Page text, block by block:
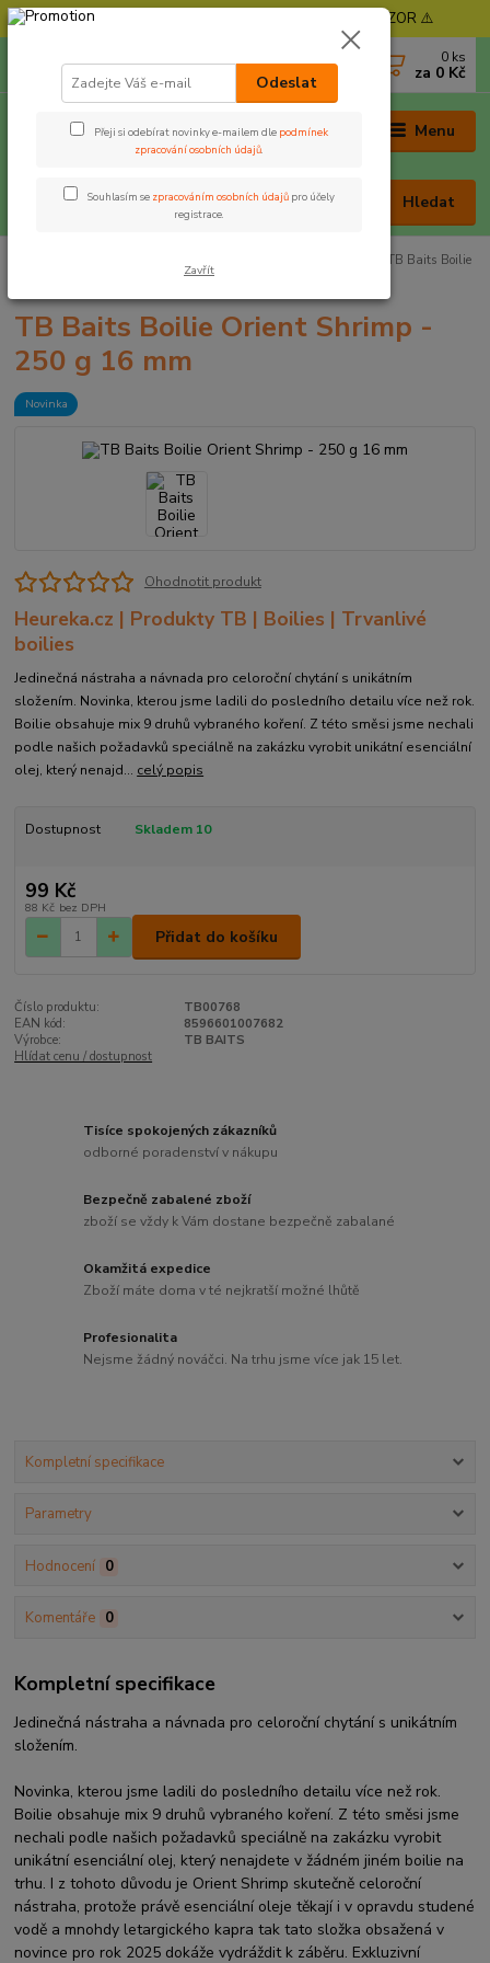
⚠️ POZOR - Objednávky expedujeme od 11. 8. - POZOR ⚠️
Menu
Hledat
0 ks
za 0 Kč
TB Baits Boilie
Orient Shrimp - 250 g 16 mm
TB Baits Boilie Orient Shrimp -
250 g 16 mm
Novinka
Ohodnotit produkt
Heureka.cz | Produkty TB | Boilies | Trvanlivé
boilies
Jedinečná nástraha a návnada pro celoroční chytání s unikátním
složením. Novinka, kterou jsme ladili do posledního detailu více než rok.
Boilie obsahuje mix 9 druhů vybraného koření. Z této směsi jsme nechali
podle našich požadavků speciálně na zakázku vyrobit unikátní esenciální
olej, který nenajd... celý popis
Dostupnost Skladem 10
99 Kč
88 Kč bez DPH
Přidat do košíku
Číslo produktu:
TB00768
EAN kód:
8596601007682
Výrobce:
TB BAITS
Hlídat cenu / dostupnost
Tisíce spokojených zákazníků
odborné poradenství v nákupu
Bezpečně zabalené zboží
zboží se vždy k Vám dostane bezpečně zabalané
Okamžitá expedice
Zboží máte doma v té nejkratší možné lhůtě
Profesionalita
Nejsme žádný nováčci. Na trhu jsme více jak 15 let.
Kompletní specifikace
Parametry
Hodnocení 0
Komentáře 0
Kompletní specifikace
Jedinečná nástraha a návnada pro celoroční chytání s unikátním
složením.
Novinka, kterou jsme ladili do posledního detailu více než rok.
Boilie obsahuje mix 9 druhů vybraného koření. Z této směsi jsme
nechali podle našich požadavků speciálně na zakázku vyrobit
unikátní esenciální olej, který nenajdete v žádném jiném boilie na
trhu. I z tohoto důvodu je Orient Shrimp skutečně celoroční
nástraha, protože právě esenciální oleje těkají i v opravdu studené
vodě a mnohdy letargického kapra tak tato složka obsažená v
novince pro rok 2025 dokáže vydráždit k záběru. Exkluzivní
Odeslat
Přeji si odebírat novinky e-mailem dle podmínek
zpracování osobních údajů.
Souhlasím se zpracováním osobních údajů pro účely
registrace.
Zavřít